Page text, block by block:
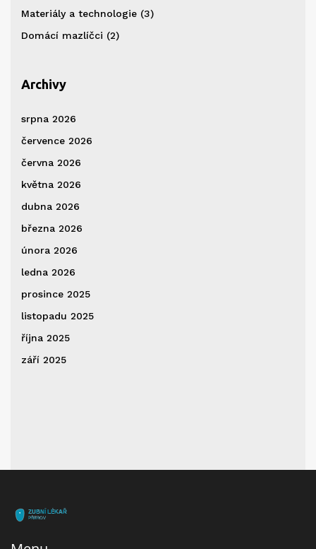
Materiály a technologie (3)
Domácí mazlíčci (2)
Archivy
srpna 2026
července 2026
června 2026
května 2026
dubna 2026
března 2026
února 2026
ledna 2026
prosince 2025
listopadu 2025
října 2025
září 2025